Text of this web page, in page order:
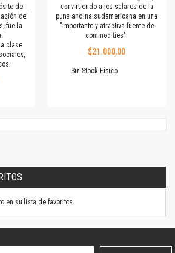
de
del
fue la
clase
convirtiendo a los salares de la
puna andina sudamericana en una
"importante y atractiva fuente de
commodities".
$21.000,00
Sin Stock Físico
en su lista de favoritos.